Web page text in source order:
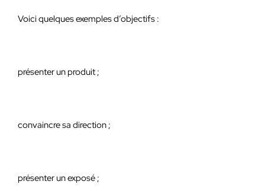
Voici quelques exemples d’objectifs :
présenter un produit ;
convaincre sa direction ;
présenter un exposé ;